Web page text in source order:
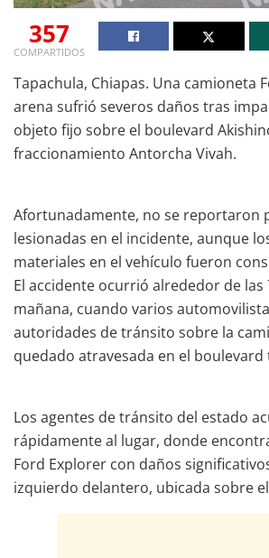
357
COMPARTIDOS
Tapachula, Chiapas. Una camioneta
arena sufrió severos daños tras
objeto fijo sobre el boulevard
fraccionamiento Antorcha Vivah.
Afortunadamente, no se reportaron
lesionadas en el incidente, aunque
materiales en el vehículo fueron
El accidente ocurrió alrededor de las
mañana, cuando varios
autoridades de tránsito sobre la
quedado atravesada en el boulevard
Los agentes de tránsito del estado
rápidamente al lugar, donde
Ford Explorer con daños
izquierdo delantero, ubicada sobre